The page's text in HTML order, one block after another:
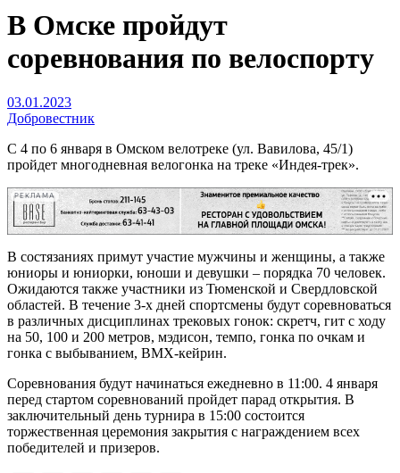
В Омске пройдут
соревнования по велоспорту
03.01.2023
Добровестник
С 4 по 6 января в Омском велотреке (ул. Вавилова, 45/1)
пройдет многодневная велогонка на треке «Индея-трек».
РЕКЛАМА
В состязаниях примут участие мужчины и женщины, а также
юниоры и юниорки, юноши и девушки – порядка 70 человек.
Ожидаются также участники из Тюменской и Свердловской
областей. В течение 3-х дней спортсмены будут соревноваться
в различных дисциплинах трековых гонок: скретч, гит с ходу
на 50, 100 и 200 метров, мэдисон, темпо, гонка по очкам и
гонка с выбыванием, ВМХ-кейрин.
Соревнования будут начинаться ежедневно в 11:00. 4 января
перед стартом соревнований пройдет парад открытия. В
заключительный день турнира в 15:00 состоится
торжественная церемония закрытия с награждением всех
победителей и призеров.